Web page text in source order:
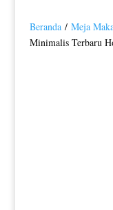
Beranda/ Meja
Minimalis Terbaru